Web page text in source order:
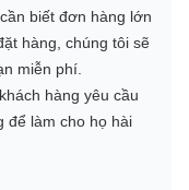
biết đơn hàng lớn
hàng, chúng tôi sẽ
miễn phí.
hàng yêu cầu
để làm cho họ hài